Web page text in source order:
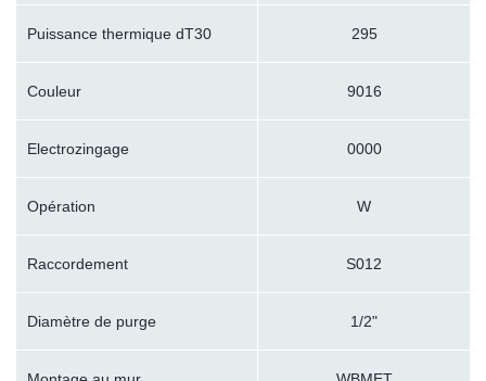
Puissance thermique dT30 295
Couleur 9016
Electrozingage 0000
Opération W
Raccordement S012
Diamètre de purge 1/2"